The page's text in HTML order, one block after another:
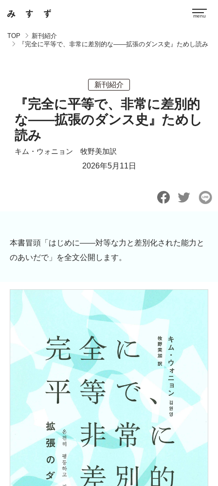
TOP
新刊紹介
『完全に平等で、非常に差別的な――拡張のダンス史』ためし読み
新刊紹介
『完全に平等で、非常に差別的
な――拡張のダンス史』ためし
読み
キム・ウォニョン 牧野美加訳
2026年5月11日
本書冒頭「はじめに――対等な力と差別化された能力と
のあいだで」を全文公開します。